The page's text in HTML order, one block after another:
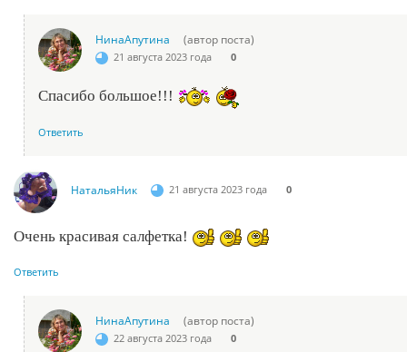
НинаАпутина (автор поста)
21 августа 2023 года 0
Спасибо большое!!!
Ответить
НатальяНик 21 августа 2023 года 0
Очень красивая салфетка!
Ответить
НинаАпутина (автор поста)
22 августа 2023 года 0